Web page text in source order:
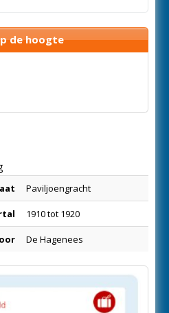
de hoogte
Paviljoengracht
1910 tot 1920
De Hagenees